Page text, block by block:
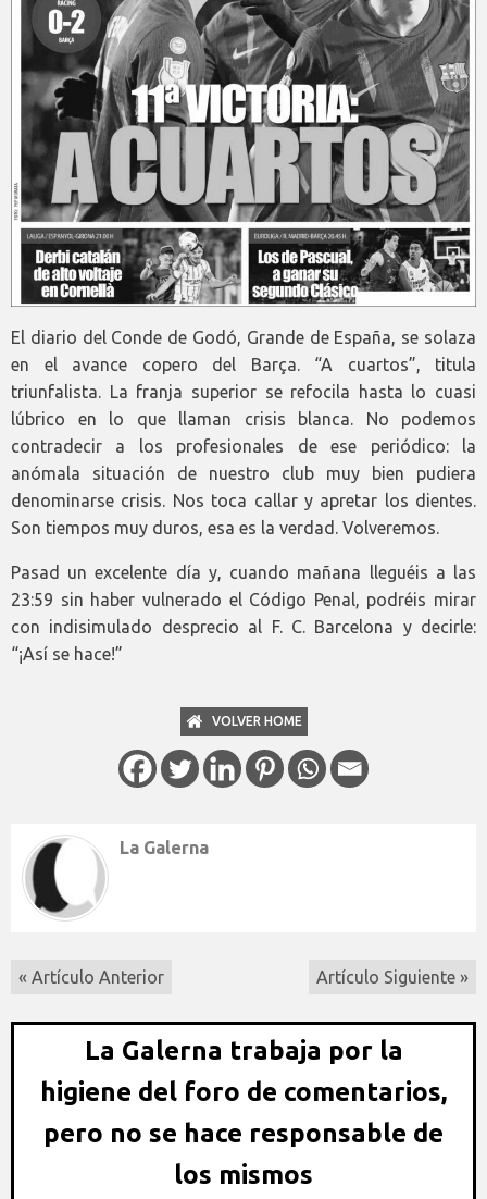
El diario del Conde de Godó, Grande de España, se solaza
en el avance copero del Barça. “A cuartos”, titula
triunfalista. La franja superior se refocila hasta lo cuasi
lúbrico en lo que llaman crisis blanca. No podemos
contradecir a los profesionales de ese periódico: la
anómala situación de nuestro club muy bien pudiera
denominarse crisis. Nos toca callar y apretar los dientes.
Son tiempos muy duros, esa es la verdad. Volveremos.
Pasad un excelente día y, cuando mañana lleguéis a las
23:59 sin haber vulnerado el Código Penal, podréis mirar
con indisimulado desprecio al F. C. Barcelona y decirle:
“¡Así se hace!”
VOLVER HOME
La Galerna
« Artículo Anterior Artículo Siguiente »
La Galerna trabaja por la
higiene del foro de comentarios,
pero no se hace responsable de
los mismos